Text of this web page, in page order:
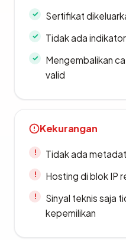
Sertifikat
Tidak ada
Mengembalikan
valid
Kekurangan
Tidak ada
Hosting di blok IP
Sinyal teknis saja
kepemilikan